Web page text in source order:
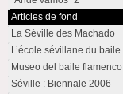
Articles de fond
La Séville des Machado
L’école sévillane du baile
Museo del baile flamenco
Séville : Biennale 2006